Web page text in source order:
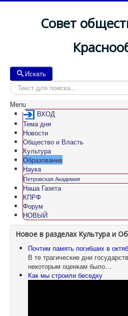
Совет
Искать
Menu
ВХОД
Тема дня
Новости
Общество и Власть
Культура
Образование
Наука
Петровская Академия
Наша Газета
КПРФ
Форум
НОВЫЙ
Новое в разделах Культура и
Почтим память погибших в
В те трагические дни
некоторым оценкам было…
Как мы строили беседку